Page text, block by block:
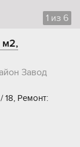
1 из 6
м2,
Завод
18, Ремонт: